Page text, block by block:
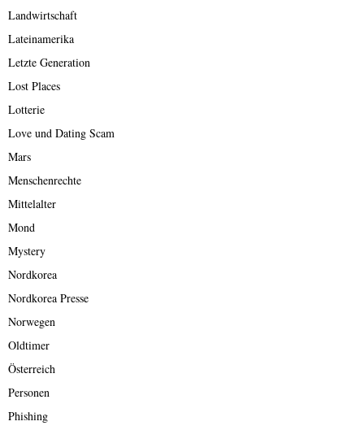
Landwirtschaft
Lateinamerika
Letzte Generation
Lost Places
Lotterie
Love und Dating Scam
Mars
Menschenrechte
Mittelalter
Mond
Mystery
Nordkorea
Nordkorea Presse
Norwegen
Oldtimer
Österreich
Personen
Phishing